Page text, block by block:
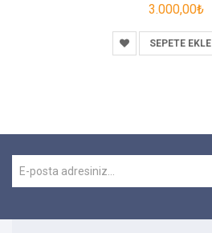
3.000,00₺
SEPETE EKLE